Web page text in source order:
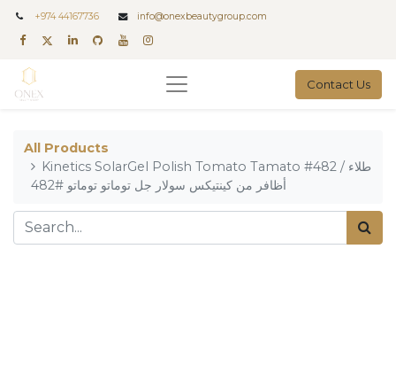
+974 44167736 info@onexbeautygroup.com
Contact Us
All Products
Kinetics SolarGel Polish Tomato Tamato #482 / طلاء
أظافر من كينتيكس سولار جل توماتو توماتو #482